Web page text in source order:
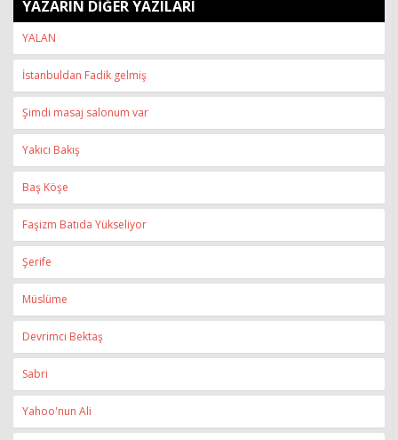
YAZARIN DİĞER YAZILARI
YALAN
İstanbuldan Fadik gelmiş
Şimdi masaj salonum var
Yakıcı Bakış
Baş Köşe
Faşizm Batıda Yükseliyor
Şerife
Müslüme
Devrimci Bektaş
Sabri
Yahoo'nun Ali